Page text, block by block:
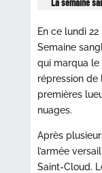
En ce lundi
Semaine
qui marqua le
répression de
premières
nuages.
Après
l’armée
Saint-Cloud.